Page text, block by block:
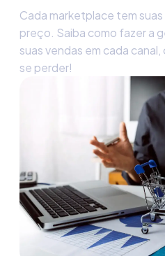
Cada marketplace tem
preço. Saiba como fazer a
suas vendas em cada
se perder!